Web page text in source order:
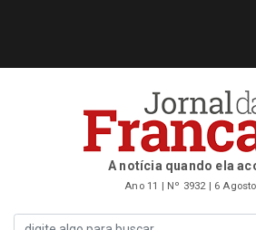
A notícia quando ela
Ano 11 | Nº 3932 | 6